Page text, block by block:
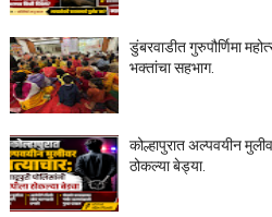
डुंबरवाडीत गुरुपौर्णिमा
भक्तांचा सहभाग.
कोल्हापुरात अल्पवयीन
ठोकल्या बेड्या.